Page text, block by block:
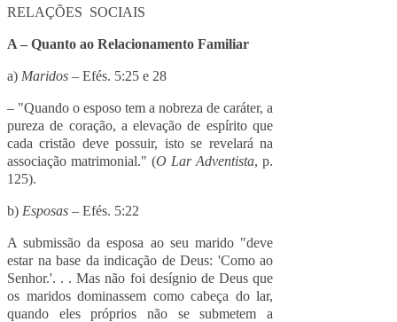
RELAÇÕES SOCIAIS
A – Quanto ao Relacionamento Familiar
a) Maridos – Efés. 5:25 e 28
– "Quando o esposo tem a nobreza de caráter, a
pureza de coração, a elevação de espírito que
cada cristão deve possuir, isto se revelará na
associação matrimonial." (O Lar Adventista, p.
125).
b) Esposas – Efés. 5:22
A submissão da esposa ao seu marido "deve
estar na base da indicação de Deus: 'Como ao
Senhor.'. . . Mas não foi desígnio de Deus que
os maridos dominassem como cabeça do lar,
quando eles próprios não se submetem a